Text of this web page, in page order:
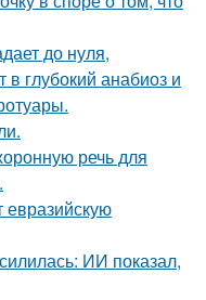
до нуля,
глубокий анабиоз и
речь для
евразийскую
ИИ показал,